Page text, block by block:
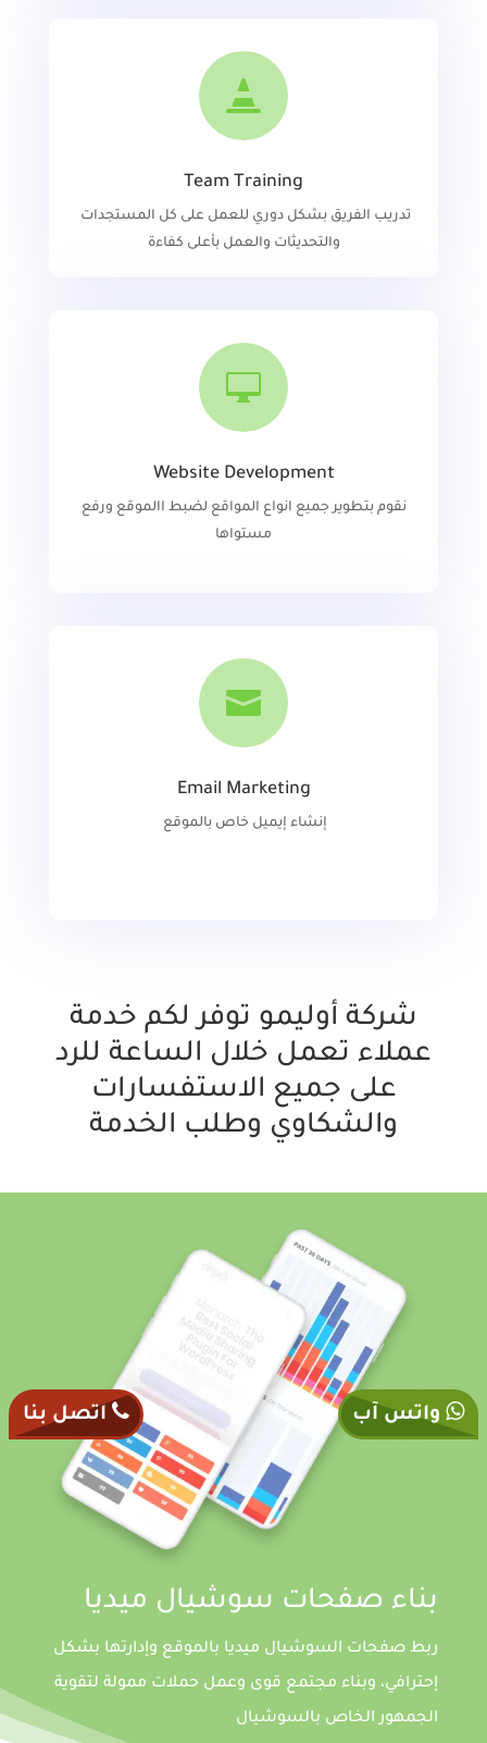

Team Training
تدريب الفريق بشكل دوري للعمل على كل المستجدات
والتحديثات والعمل بأعلى كفاءة

Website Development
نقوم بتطوير جميع انواع المواقع لضبط االموقع ورفع
مستواها

Email Marketing
إنشاء إيميل خاص بالموقع
شركة أوليمو توفر لكم خدمة
عملاء تعمل خلال الساعة للرد
على جميع الاستفسارات
والشكاوي وطلب الخدمة
بناء صفحات سوشيال ميديا
ربط صفحات السوشيال ميديا بالموقع وإدارتها بشكل
إحترافي، وبناء مجتمع قوى وعمل حملات ممولة لتقوية
الجمهور الخاص بالسوشيال
واتس آب اتصل بنا